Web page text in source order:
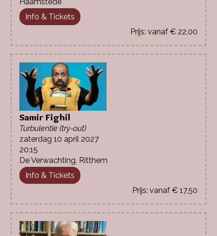
Info & Tickets
vanaf € 22,00
Samir Fighil
Turbulentie (try-out)
zaterdag 10 april 2027
20:15
De Verwachting, Ritthem
Info & Tickets
vanaf € 17,50